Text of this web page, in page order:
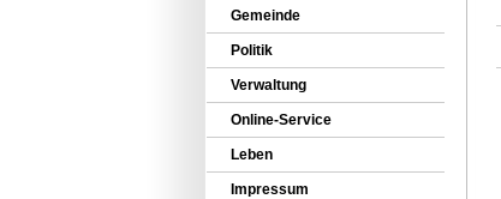
Gemeinde
Politik
Verwaltung
Online-Service
Leben
Impressum